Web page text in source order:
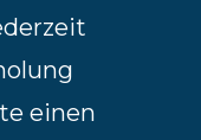
einen